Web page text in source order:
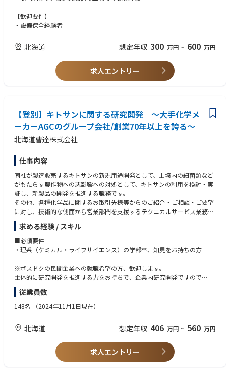
・設備管理ﾃﾞｰﾀ等の書類作成、設備内清掃等
【歓迎要件】
・設備保全経験者
北海道 想定年収 300 万円 ~ 600 万円
求人エントリー
【登別】キトサンに関する研究開発 ～大手化学メ
ーカーAGCのグループ会社/創業70年以上を誇る～
北海道曹達株式会社
仕事内容
同社が製造販売するキトサンの新規用途開発として、土壌内の細菌類など
がもたらす農作物への悪影響への対処として、キトサンの利用を検討・実
証し、新製品の開発を推進する職務です。
その他、各種化学品に関するお取引先様等からのご紹介・ご相談・ご要望
に対し、技術的な側面から営業部門を支援するテクニカルサービス業務に
も従事して頂きます。
【商材】
苛性ソーダ・塩素・塩酸・次亜塩素酸ソーダ、ポリ塩化アルミニウム、珪
【売り先】
紙パルプ、鉄鋼、甜菜糖、石油化学等をはじめ、水産関連、農業関連など
化学品事業部全体で80名程度 （営業：10数名、製造：70名弱）
【事業概要】
北海道で唯一の基礎化学品メーカーとして、昭和26年の操業以来、多くの
化学品を北海道内のお客様を中心にご提供し続けています。北海道の産業
塩素酸ソーダ、ポリ塩化アルミニウム、珪酸ソーダ等に拡大、さらに北海
道の冬の交通安全になくてはならない「凍結防止剤、塩事業」など、幅広
求める経験 / スキル
■必須要件
・理系（ケミカル・ライフサイエンス）の学部卒、知見をお持ちの方
※ポスドクの民間企業への就職希望の方、歓迎します。
主体的に研究開発を推進する力をお持ちで、企業内研究開発ですので
社内外とのコミュニケーションやチームワークを的確にとれる方のご応募
をお待ちしています。
・農学系の学部卒
・土壌細菌類の知見をお持ちの方
従業員数
148名 （2024年11月1日現在）
北海道 想定年収 406 万円 ~ 560 万円
求人エントリー